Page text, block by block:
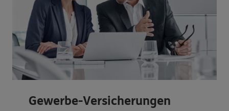
Gewerbe-Versicherungen